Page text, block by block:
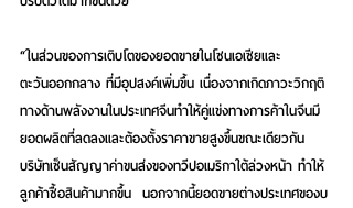
“ในส่วนของการเติบโตของยอดขายในโซนเอเซียและ
ตะวันออกกลาง ที่มีอุปสงค์เพิ่มขึ้น เนื่องจากเกิดภาวะวิกฤติ
ทางด้านพลังงานในประเทศจีนทำให้คู่แข่งทางการค้าในจีนมี
ยอดผลิตที่ลดลงและต้องตั้งราคาขายสูงขึ้นขณะเดียวกัน
บริษัทเซ็นสัญญาค่าขนส่งของทวีปอเมริกาใต้ล่วงหน้า ทำให้
ลูกค้าซื้อสินค้ามากขึ้น  นอกจากนี้ยอดขายต่างประเทศของบ